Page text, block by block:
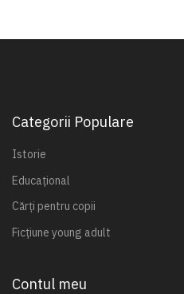
Categorii Populare
Istorie
Educațional
Cărți pentru copii
Ficțiune young adult
Contul meu